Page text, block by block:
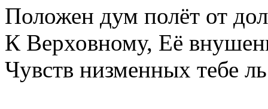
Положен дум полёт от
К Верховному, Её
Чувств низменных тебе